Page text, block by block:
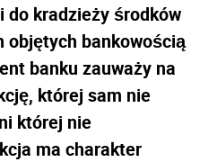
do kradzieży środków
objętych bankowością
banku zauważy na
której sam nie
której nie
ma charakter